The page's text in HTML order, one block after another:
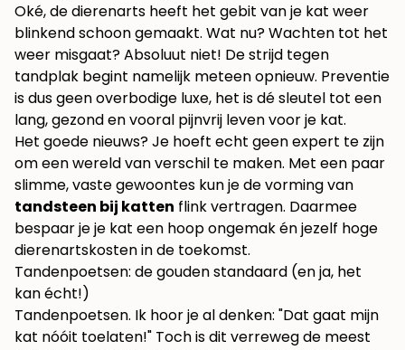
Oké, de dierenarts heeft het gebit van je kat weer
blinkend schoon gemaakt. Wat nu? Wachten tot het
weer misgaat? Absoluut niet! De strijd tegen
tandplak begint namelijk meteen opnieuw. Preventie
is dus geen overbodige luxe, het is dé sleutel tot een
lang, gezond en vooral pijnvrij leven voor je kat.
Het goede nieuws? Je hoeft echt geen expert te zijn
om een wereld van verschil te maken. Met een paar
slimme, vaste gewoontes kun je de vorming van
tandsteen bij katten flink vertragen. Daarmee
bespaar je je kat een hoop ongemak én jezelf hoge
dierenartskosten in de toekomst.
Tandenpoetsen: de gouden standaard (en ja, het
kan écht!)
Tandenpoetsen. Ik hoor je al denken: "Dat gaat mijn
kat nóóit toelaten!" Toch is dit verreweg de meest